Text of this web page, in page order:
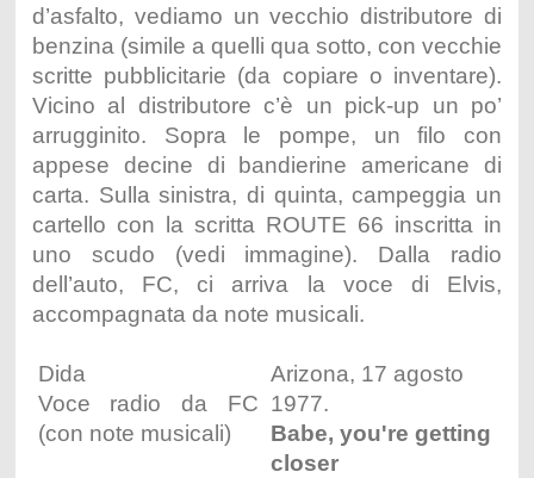
d’asfalto, vediamo un vecchio distributore di
benzina (simile a quelli qua sotto, con vecchie
scritte pubblicitarie (da copiare o inventare).
Vicino al distributore c’è un pick-up un po’
arrugginito. Sopra le pompe, un filo con
appese decine di bandierine americane di
carta. Sulla sinistra, di quinta, campeggia un
cartello con la scritta ROUTE 66 inscritta in
uno scudo (vedi immagine). Dalla radio
dell’auto, FC, ci arriva la voce di Elvis,
accompagnata da note musicali.
Dida
Voce radio da FC
(con note musicali)
Arizona, 17 agosto
1977.
Babe, you're getting
closer